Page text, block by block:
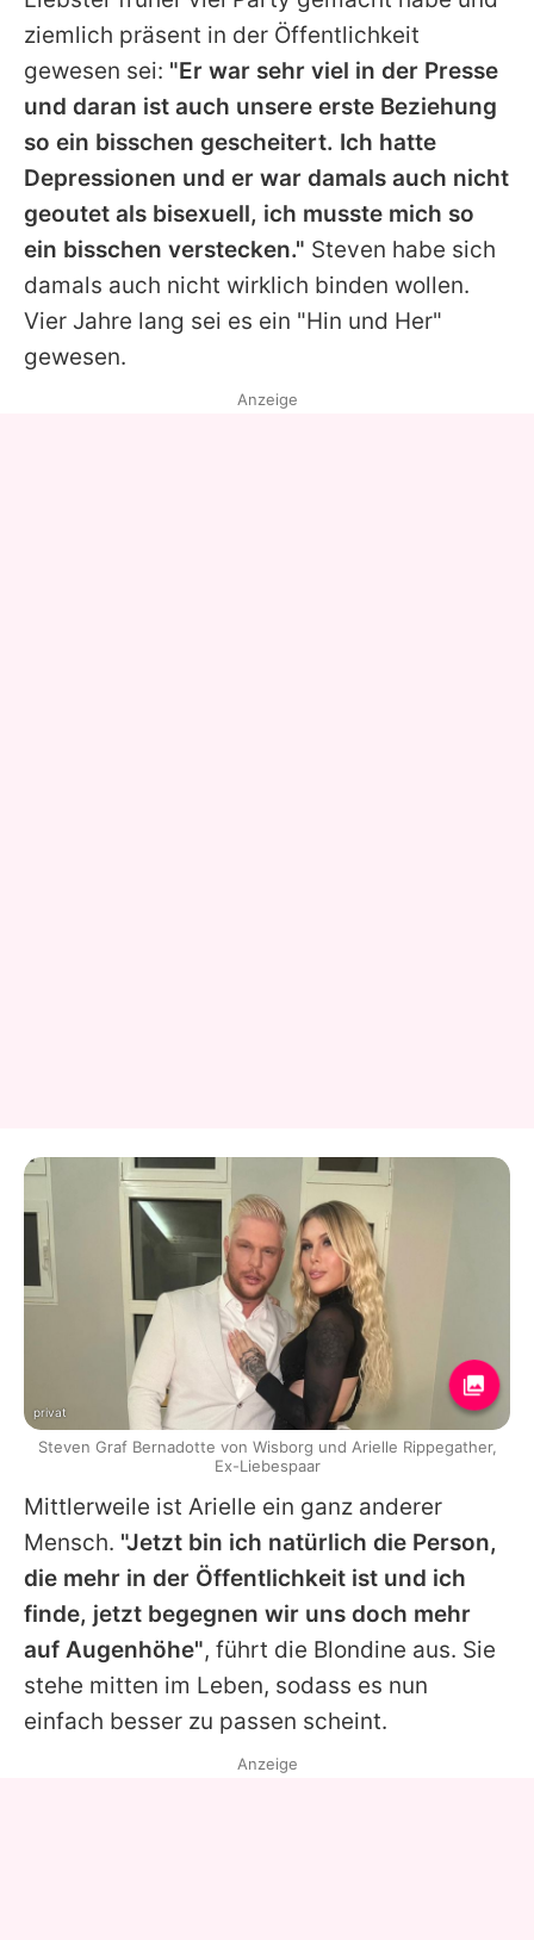
ziemlich präsent in der Öffentlichkeit
gewesen sei: "Er war sehr viel in der Presse
und daran ist auch unsere erste Beziehung
so ein bisschen gescheitert. Ich hatte
Depressionen und er war damals auch nicht
geoutet als bisexuell, ich musste mich so
ein bisschen verstecken." Steven habe sich
damals auch nicht wirklich binden wollen.
Vier Jahre lang sei es ein "Hin und Her"
gewesen.
Mittlerweile ist Arielle ein ganz anderer
Mensch. "Jetzt bin ich natürlich die Person,
die mehr in der Öffentlichkeit ist und ich
finde, jetzt begegnen wir uns doch mehr
auf Augenhöhe", führt die Blondine aus. Sie
stehe mitten im Leben, sodass es nun
einfach besser zu passen scheint.
Anzeige
privat
Steven Graf Bernadotte von Wisborg und Arielle Rippegather,
Ex-Liebespaar
Anzeige